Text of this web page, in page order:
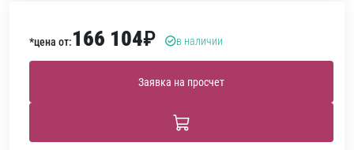
*цена от:166 104₽ в наличии
Заявка на просчет